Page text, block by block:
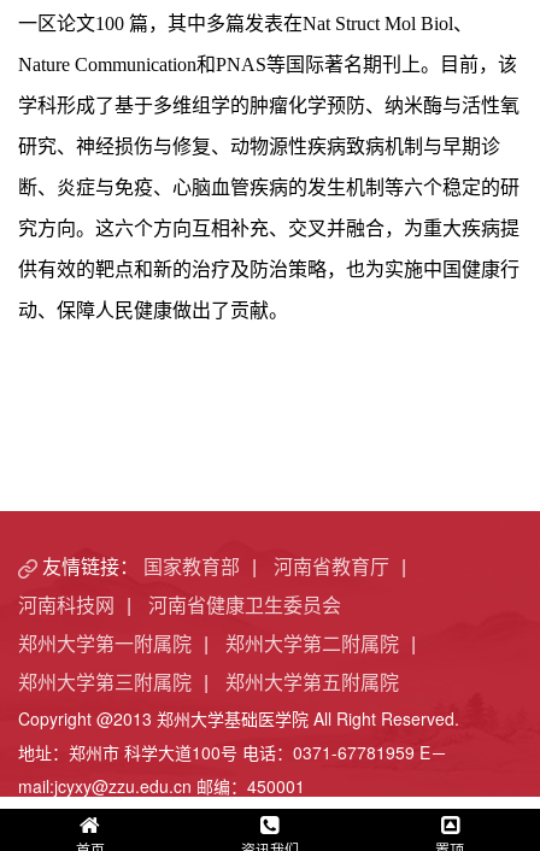
一区论文100 篇，其中多篇发表在Nat Struct Mol Biol、
Nature Communication和PNAS等国际著名期刊上。目前，该
学科形成了基于多维组学的肿瘤化学预防、纳米酶与活性氧
研究、神经损伤与修复、动物源性疾病致病机制与早期诊
断、炎症与免疫、心脑血管疾病的发生机制等六个稳定的研
究方向。这六个方向互相补充、交叉并融合，为重大疾病提
供有效的靶点和新的治疗及防治策略，也为实施中国健康行
动、保障人民健康做出了贡献。
友情链接： 国家教育部 | 河南省教育厅 |
河南科技网 |
河南省健康卫生委员会
郑州大学第一附属院 | 郑州大学第二附属院 |
郑州大学第三附属院 | 郑州大学第五附属院
Copyright @2013 郑州大学基础医学院 All Right Reserved.
地址：郑州市 科学大道100号 电话：0371-67781959 E－
mail:jcyxy@zzu.edu.cn 邮编：450001